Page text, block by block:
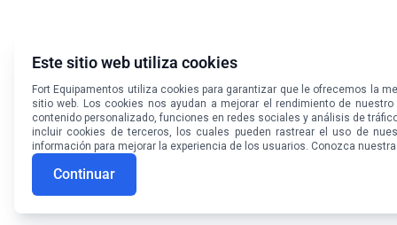
Este sitio web utiliza cookies
Fort Equipamentos utiliza cookies para garantizar que le ofrecemos la
sitio web. Los cookies nos ayudan a mejorar el rendimiento de
contenido personalizado, funciones en redes sociales y análisis de
incluir cookies de terceros, los cuales pueden rastrear el uso de
información para mejorar la experiencia de los usuarios. Conozca
Continuar